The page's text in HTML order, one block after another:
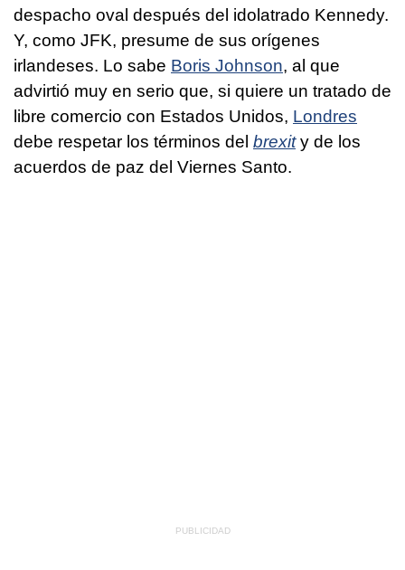
despacho oval después del idolatrado Kennedy.
Y, como JFK, presume de sus orígenes
irlandeses. Lo sabe Boris Johnson, al que
advirtió muy en serio que, si quiere un tratado de
libre comercio con Estados Unidos, Londres
debe respetar los términos del brexit y de los
acuerdos de paz del Viernes Santo.